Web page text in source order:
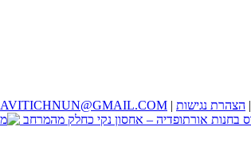
| הצהרת נגישות |
AVITICHNUN@GMAIL.COM